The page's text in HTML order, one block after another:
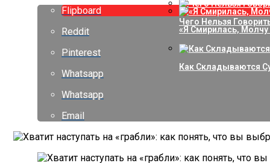
Чего Нельзя
«Я Смирилась,
Как Складываются
Flipboard
Reddit
Pinterest
Whatsapp
Whatsapp
Email